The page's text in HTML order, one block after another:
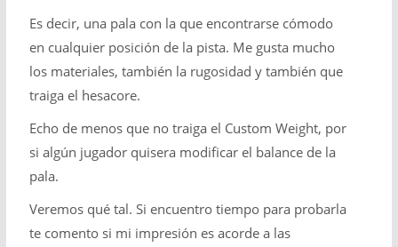
Es decir, una pala con la que encontrarse cómodo
en cualquier posición de la pista. Me gusta mucho
los materiales, también la rugosidad y también que
traiga el hesacore.
Echo de menos que no traiga el Custom Weight, por
si algún jugador quisera modificar el balance de la
pala.
Veremos qué tal. Si encuentro tiempo para probarla
te comento si mi impresión es acorde a las